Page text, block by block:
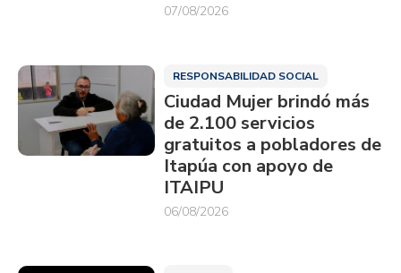
07/08/2026
RESPONSABILIDAD SOCIAL
Ciudad Mujer brindó más
de 2.100 servicios
gratuitos a pobladores de
Itapúa con apoyo de
ITAIPU
06/08/2026